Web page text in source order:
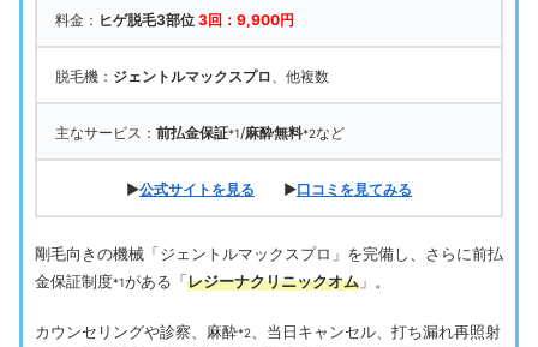
料金： ヒゲ脱毛3部位 3回：9,900円
脱毛機： ジェントルマックスプロ 、他複数
主なサービス： 前払金保証*1/麻酔無料*2など
▶公式サイトを見る ▶口コミを見てみる
剛毛向きの機械「ジェントルマックスプロ」を完備し、さらに前払
金保証制度*1がある「レジーナクリニックオム 」。
カウンセリングや診察、麻酔*2
、当日キャンセル、打ち漏れ再照射